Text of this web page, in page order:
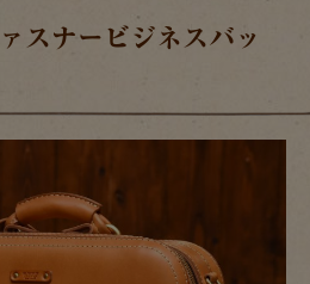
スナービジネスバッ